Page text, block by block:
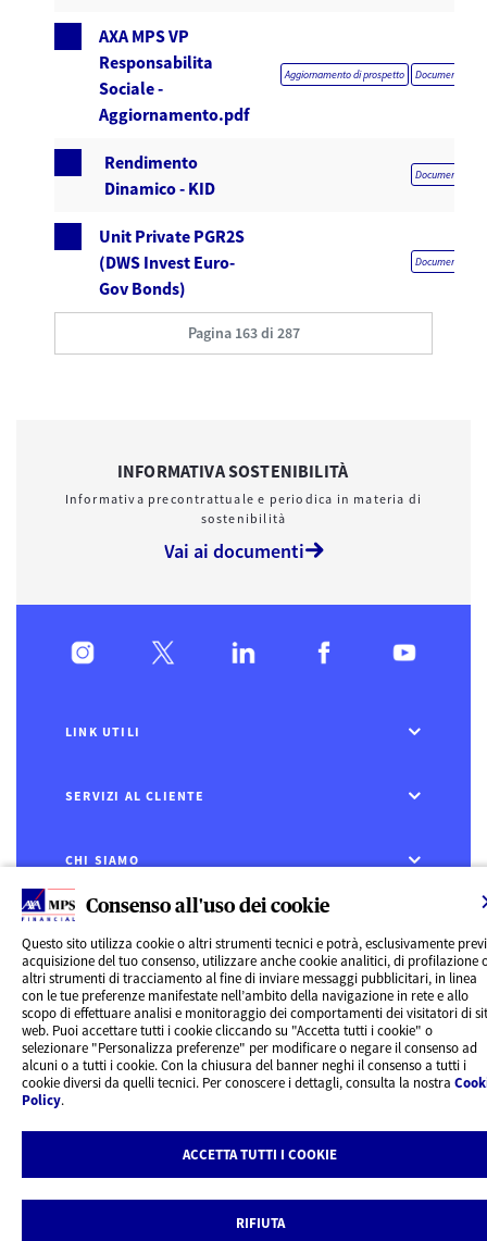
Consenso all'uso dei cookie
Questo sito utilizza cookie o altri strumenti tecnici e potrà, esclusivamente
acquisizione del tuo consenso, utilizzare anche cookie analitici, di profilazione
altri strumenti di tracciamento al fine di inviare messaggi pubblicitari, in linea
con le tue preferenze manifestate nell’ambito della navigazione in rete e allo
scopo di effettuare analisi e monitoraggio dei comportamenti dei visitatori di
web. Puoi accettare tutti i cookie cliccando su "Accetta tutti i cookie" o
selezionare "Personalizza preferenze" per modificare o negare il consenso ad
alcuni o a tutti i cookie. Con la chiusura del banner neghi il consenso a tutti i
cookie diversi da quelli tecnici. Per conoscere i dettagli, consulta la nostra
Policy.
ACCETTA TUTTI I COOKIE
RIFIUTA
AXA MPS VP
Responsabilita
Sociale -
Aggiornamento.pdf
Aggiornamento di prospetto
Rendimento
Dinamico - KID
Unit Private PGR2S
(DWS Invest Euro-
Gov Bonds)
Pagina 163 di 287
INFORMATIVA SOSTENIBILITÀ
Informativa precontrattuale e periodica in materia di
sostenibilità
Vai ai documenti
LINK UTILI
SERVIZI AL CLIENTE
CHI SIAMO
CONTATTI
Privacy
Rivedi le tue scelte sui Cookie
Cookie Policy
Informazioni legali
AXA MPS Financial DAC - VAT Number IE8293822E